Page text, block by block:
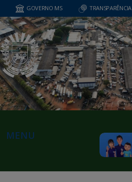
GOVERNO MS TRANSPARÊNCIA
MENU